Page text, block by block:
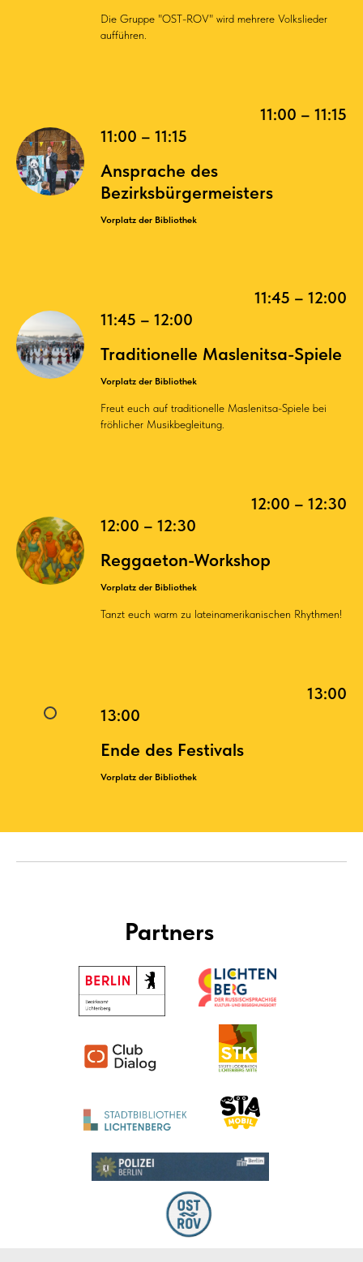
Die Gruppe "OST-ROV" wird mehrere Volkslieder
aufführen.
11:00 – 11:15
11:00 – 11:15
Ansprache des
Bezirksbürgermeisters
Vorplatz der Bibliothek
11:45 – 12:00
11:45 – 12:00
Traditionelle Maslenitsa-Spiele
Vorplatz der Bibliothek
Freut euch auf traditionelle Maslenitsa-Spiele bei
fröhlicher Musikbegleitung.
12:00 – 12:30
12:00 – 12:30
Reggaeton-Workshop
Vorplatz der Bibliothek
Tanzt euch warm zu lateinamerikanischen Rhythmen!
13:00
13:00
Ende des Festivals
Vorplatz der Bibliothek
Partners